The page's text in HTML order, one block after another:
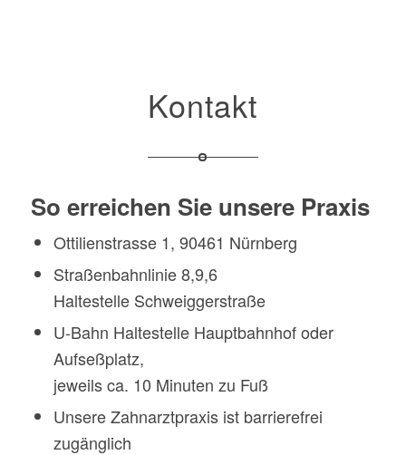
Kontakt
So erreichen Sie unsere Praxis
Ottilienstrasse 1, 90461 Nürnberg
Straßenbahnlinie 8,9,6
Haltestelle Schweiggerstraße
U-Bahn Haltestelle Hauptbahnhof oder
Aufseßplatz,
jeweils ca. 10 Minuten zu Fuß
Unsere Zahnarztpraxis ist barrierefrei
zugänglich